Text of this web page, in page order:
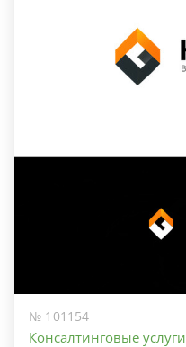
№ 101154
Консалтинговые услуги